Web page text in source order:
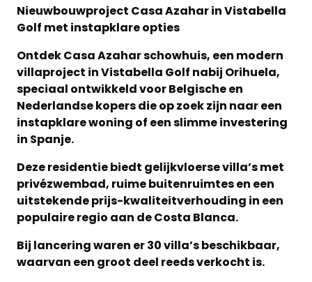
Nieuwbouwproject Casa Azahar in Vistabella
Golf met instapklare opties
Ontdek Casa Azahar schowhuis, een modern
villaproject in Vistabella Golf nabij Orihuela,
speciaal ontwikkeld voor Belgische en
Nederlandse kopers die op zoek zijn naar een
instapklare woning of een slimme investering
in Spanje.
Deze residentie biedt gelijkvloerse villa’s met
privézwembad, ruime buitenruimtes en een
uitstekende prijs-kwaliteitverhouding in een
populaire regio aan de Costa Blanca.
Bij lancering waren er 30 villa’s beschikbaar,
waarvan een groot deel reeds verkocht is.